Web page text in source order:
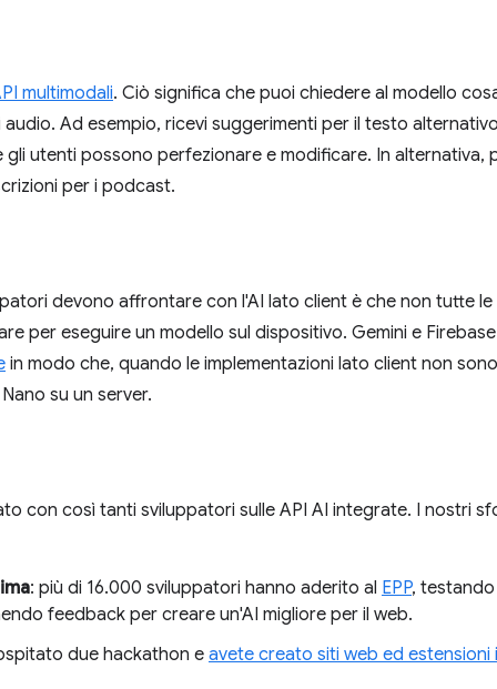
multimodali. Ciò significa che puoi chiedere al modello
Ad esempio, ricevi suggerimenti per il testo
utenti possono perfezionare e modificare. In alternativa,
per i podcast.
devono affrontare con l'AI lato client è che non tutte
per eseguire un modello sul dispositivo. Gemini e
in modo che, quando le implementazioni lato client non
su un server.
con così tanti sviluppatori sulle API AI integrate. I nostri
: più di 16.000 sviluppatori hanno aderito al EPP,
feedback per creare un'AI migliore per il web.
due hackathon e avete creato siti web ed estensioni